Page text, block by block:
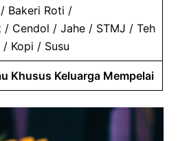
/ Bakeri Roti /
/ Cendol / Jahe / STMJ / Teh
/ Kopi / Susu
Khusus Keluarga Mempelai